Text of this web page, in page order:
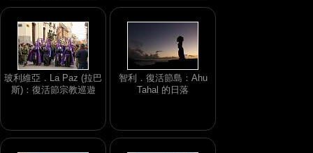
玻利維亞．La Paz (拉巴
斯)：復活節宗教巡遊
智利．復活節島：Ahu
Tahal 的日落